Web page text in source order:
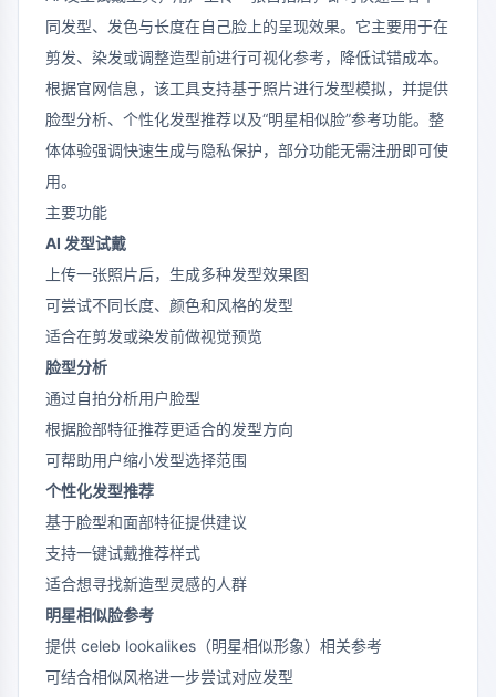
同发型、发色与长度在自己脸上的呈现效果。它主要用于在
剪发、染发或调整造型前进行可视化参考，降低试错成本。
根据官网信息，该工具支持基于照片进行发型模拟，并提供
脸型分析、个性化发型推荐以及“明星相似脸”参考功能。整
体体验强调快速生成与隐私保护，部分功能无需注册即可使
用。
主要功能
AI 发型试戴
上传一张照片后，生成多种发型效果图
可尝试不同长度、颜色和风格的发型
适合在剪发或染发前做视觉预览
脸型分析
通过自拍分析用户脸型
根据脸部特征推荐更适合的发型方向
可帮助用户缩小发型选择范围
个性化发型推荐
基于脸型和面部特征提供建议
支持一键试戴推荐样式
适合想寻找新造型灵感的人群
明星相似脸参考
提供 celeb lookalikes（明星相似形象）相关参考
可结合相似风格进一步尝试对应发型